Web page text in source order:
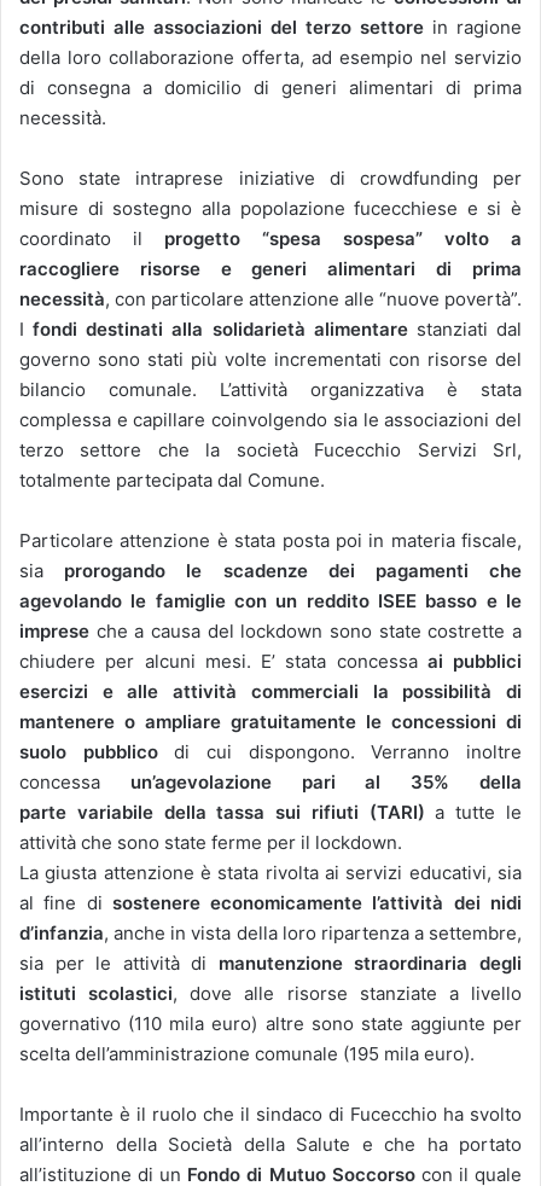
contributi alle associazioni del terzo settore in ragione
della loro collaborazione offerta, ad esempio nel servizio
di consegna a domicilio di generi alimentari di prima
necessità.
Sono state intraprese iniziative di crowdfunding per
misure di sostegno alla popolazione fucecchiese e si è
coordinato il progetto “spesa sospesa”
volto a
raccogliere risorse e generi alimentari di prima
necessità, con particolare attenzione alle “nuove povertà”.
Ifondi destinati alla solidarietà alimentarestanziati dal
governo sono stati più volte incrementati con risorse del
bilancio comunale. L’attività organizzativa è stata
complessa e capillare coinvolgendo sia le associazioni del
terzo settore che la società Fucecchio Servizi Srl,
totalmente partecipata dal Comune.
Particolare attenzione è stata posta poi in materia fiscale,
sia prorogando le scadenze dei pagamenti che
agevolando le famiglie con un reddito ISEE basso e le
imprese che a causa del lockdown sono state costrette a
chiudere per alcuni mesi. E’ stata concessa ai pubblici
esercizi e alle attività commerciali la possibilità di
mantenere o ampliare gratuitamente le concessioni di
suolo pubblicodi cui dispongono. Verranno inoltre
concessa un’agevolazione pari al 35% della
parte variabile della tassa sui rifiuti (TARI) a tutte le
attività che sono state ferme per il lockdown.
La giusta attenzione è stata rivolta ai servizi educativi, sia
al fine di sostenere economicamente l’attività dei nidi
d’infanzia, anche in vista della loro ripartenza a settembre,
sia per le attività di manutenzione straordinaria degli
istituti scolastici, dove alle risorse stanziate a livello
governativo (110 mila euro) altre sono state aggiunte per
scelta dell’amministrazione comunale (195 mila euro).
Importante è il ruolo che il sindaco di Fucecchio ha svolto
all’interno della Società della Salute e che ha portato
all’istituzione di un Fondo di Mutuo Soccorsocon il quale